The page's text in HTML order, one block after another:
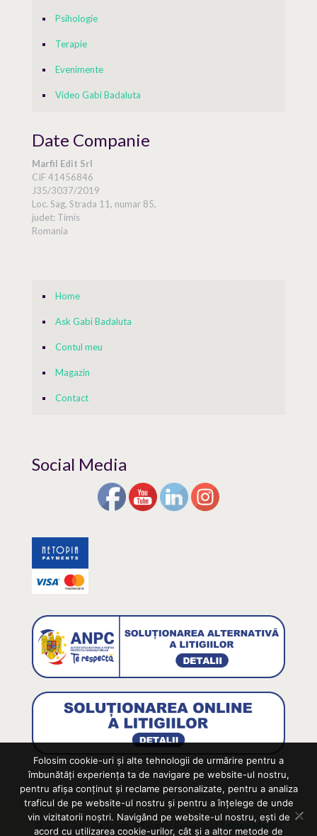
Psihologie
Terapie
Evenimente
Video Gabi Badaluta
Date Companie
Marfil Edit Srl
CIF 41456846
J35/3037/2019
Loc. Sag, Strada 11, numar 85,
judet: Timis
Romania
Home
Ask Gabi Badaluta
Contul meu
Magazin
Contact
Social Media
© 2019 Gabi Badaluta. All Rights Reserved | Editura Marfil|
Folosim cookie-uri și alte tehnologii de urmărire pentru a
îmbunătăți experiența ta de navigare pe website-ul nostru,
pentru afișa conținut și reclame personalizate, pentru a analiza
traficul de pe website-ul nostru și pentru a înțelege de unde
vin vizitatorii noștri. Navigând pe website-ul nostru, ești de
acord cu utilizarea cookie-urilor, cât și a altor metode de